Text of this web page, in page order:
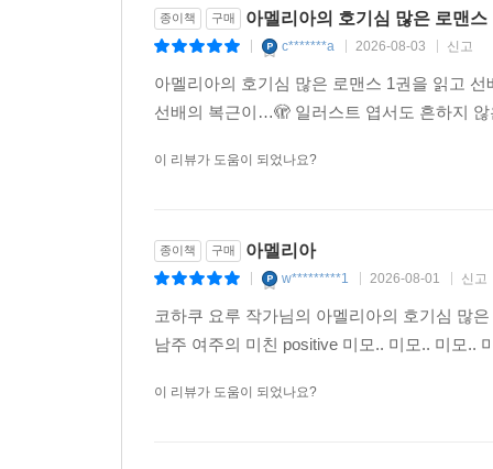
종이책 구매 아멜리아의 호기심 많은 로맨스
| c*******a | 2026-08-03 | 신고
아멜리아의 호기심 많은 로맨스 1권을 읽고
종이책 구매 아멜리아
| w*********1 | 2026-08-01 | 신고
코하쿠 요루 작가님의 아멜리아의 호기심 많